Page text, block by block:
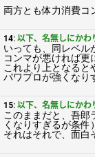
両方とも体力消費コ
14: 以下、名無しにかわ
いっても、同レベル
コンマが悪ければ更
これより上となると
パワプロが強くなり
15: 以下、名無しにかわ
このままだと、吾郎
くなりすぎるが条件）
それはそれで、面白